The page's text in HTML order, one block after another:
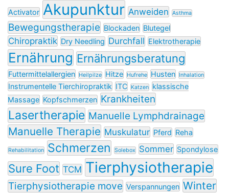
Activator Akupunktur Anweiden Asthma
Bewegungstherapie Blockaden Blutegel
Chiropraktik Dry Needling Durchfall Elektrotherapie
Ernährung Ernährungsberatung
Futtermittelallergien Heilpilze Hitze Hufrehe Husten Inhalation
Instrumentelle Tierchiropraktik ITC Katzen
klassische
Massage Kopfschmerzen Krankheiten
Lasertherapie Manuelle Lymphdrainage
Manuelle Therapie Muskulatur Pferd Reha
Rehabilitation Schmerzen Solebox Sommer Spondylose
Sure Foot TCM Tierphysiotherapie
Tierphysiotherapie move Verspannungen Winter